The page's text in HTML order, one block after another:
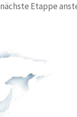
Etappe